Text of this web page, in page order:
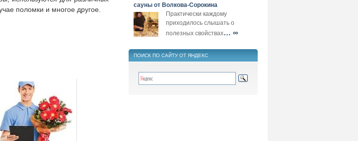
поломки и многое другое.
сауны от Волкова-Сорокина
Практически каждому
приходилось слышать о
полезных свойствах… ∞
ПОИСК ПО САЙТУ ОТ ЯНДЕКС